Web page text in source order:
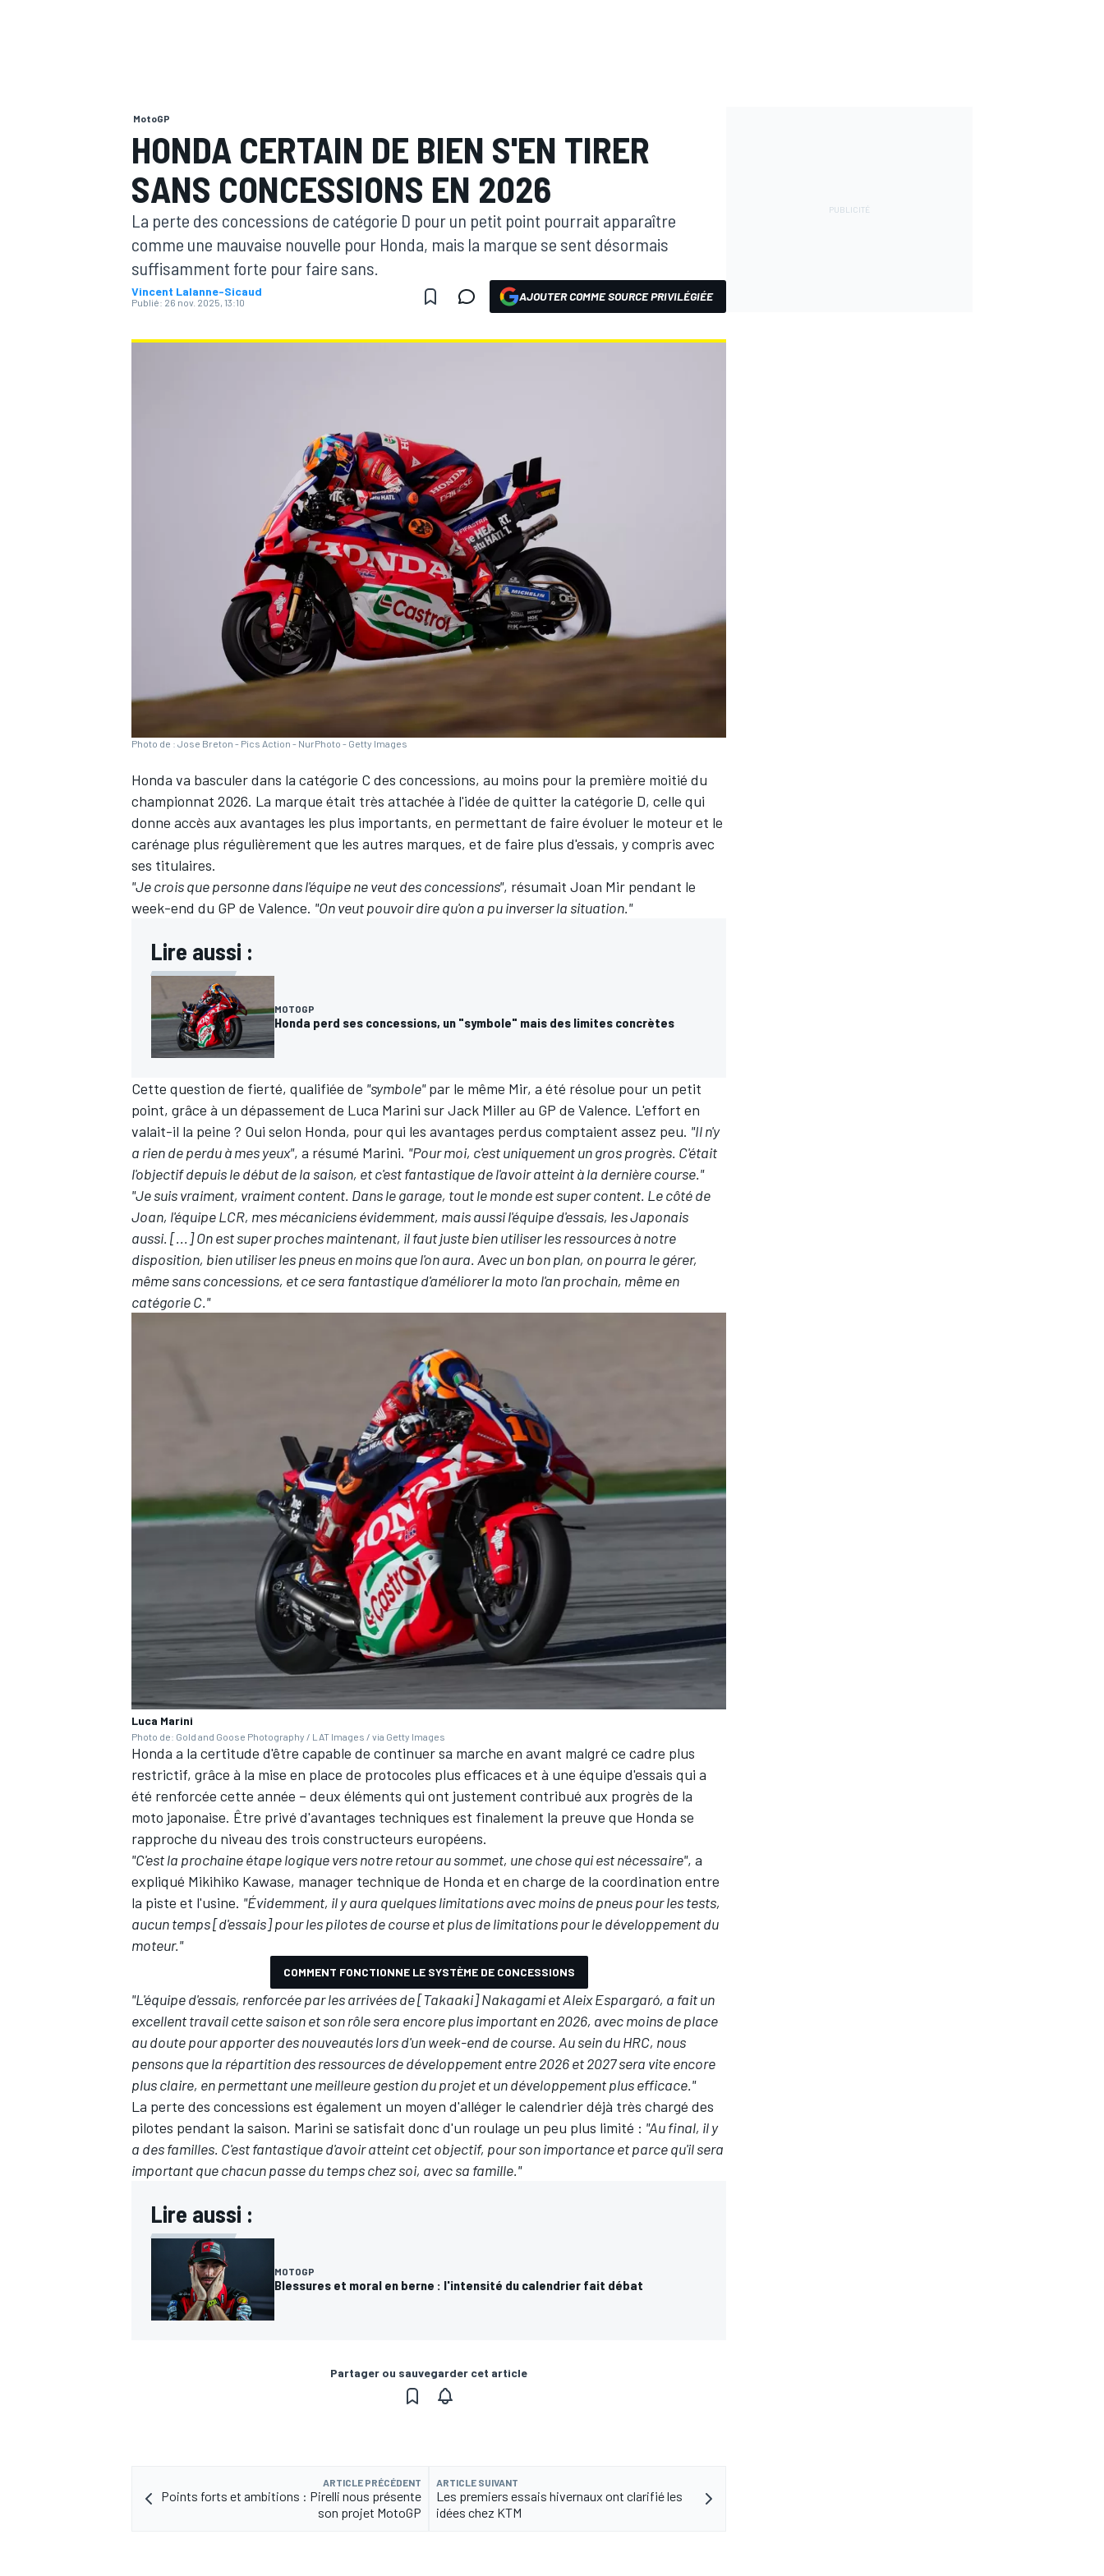
MOTOGP
AUTRES CHAMPIONNATS
MotoGP
HONDA CERTAIN DE BIEN S'EN TIRER
SANS CONCESSIONS EN 2026
La perte des concessions de catégorie D pour un petit point pourrait apparaître
comme une mauvaise nouvelle pour Honda, mais la marque se sent désormais
suffisamment forte pour faire sans.
Vincent Lalanne-Sicaud
Publié: 26 nov. 2025, 13:10 AJOUTER COMME SOURCE PRIVILÉGIÉE
Photo de : Jose Breton - Pics Action - NurPhoto - Getty Images
Honda va basculer dans la catégorie C des concessions, au moins pour la première moitié du
championnat 2026. La marque était très attachée à l'idée de quitter la catégorie D, celle qui
donne accès aux avantages les plus importants, en permettant de faire évoluer le moteur et le
carénage plus régulièrement que les autres marques, et de faire plus d'essais, y compris avec
ses titulaires.
"Je crois que personne dans l'équipe ne veut des concessions", résumait Joan Mir pendant le
week-end du GP de Valence. "On veut pouvoir dire qu'on a pu inverser la situation."
Lire aussi :
MOTOGP
Honda perd ses concessions, un "symbole" mais des limites concrètes
Cette question de fierté, qualifiée de "symbole"par le même Mir, a été résolue pour un petit
point, grâce à un dépassement de Luca Marini surJack Millerau GP de Valence. L'effort en
valait-il la peine ? Oui selon Honda, pour qui les avantages perdus comptaient assez peu. "Il n'y
a rien de perdu à mes yeux", a résumé Marini. "Pour moi, c'est uniquement un gros progrès. C'était
l'objectif depuis le début de la saison, et c'est fantastique de l'avoir atteint à la dernière course."
"Je suis vraiment, vraiment content. Dans le garage, tout le monde est super content. Le côté de
Joan, l'équipe LCR, mes mécaniciens évidemment, mais aussi l'équipe d'essais, les Japonais
aussi. [...] On est super proches maintenant, il faut juste bien utiliser les ressources à notre
disposition, bien utiliser les pneus en moins que l'on aura. Avec un bon plan, on pourra le gérer,
même sans concessions, et ce sera fantastique d'améliorer la moto l'an prochain, même en
catégorie C."
Luca Marini
Photo de: Gold and Goose Photography / LAT Images / via Getty Images
Honda a la certitude d'être capable de continuer sa marche en avant malgré ce cadre plus
restrictif, grâce à la mise en place de protocoles plus efficaces et à une équipe d'essais qui a
été renforcée cette année – deux éléments qui ont justement contribué aux progrès de la
moto japonaise. Être privé d'avantages techniques est finalement la preuve que Honda se
rapproche du niveau des trois constructeurs européens.
"C'est la prochaine étape logique vers notre retour au sommet, une chose qui est nécessaire", a
expliqué Mikihiko Kawase, manager technique de Honda et en charge de la coordination entre
la piste et l'usine. "Évidemment, il y aura quelques limitations avec moins de pneus pour les tests,
aucun temps [d'essais] pour les pilotes de course et plus de limitations pour le développement du
moteur."
COMMENT FONCTIONNE LE SYSTÈME DE CONCESSIONS
"L'équipe d'essais, renforcée par les arrivées de [Takaaki] Nakagami etAleix Espargaró, a fait un
excellent travail cette saison et son rôle sera encore plus important en 2026, avec moins de place
au doute pour apporter des nouveautés lors d'un week-end de course. Au sein du HRC, nous
pensons que la répartition des ressources de développement entre 2026 et 2027 sera vite encore
plus claire, en permettant une meilleure gestion du projet et un développement plus efficace."
La perte des concessions est également un moyen d'alléger le calendrier déjà très chargé des
pilotes pendant la saison. Marini se satisfait donc d'un roulage un peu plus limité : "Au final, il y
a des familles. C'est fantastique d'avoir atteint cet objectif, pour son importance et parce qu'il sera
important que chacun passe du temps chez soi, avec sa famille."
Lire aussi :
MOTOGP
Blessures et moral en berne : l'intensité du calendrier fait débat
Partager ou sauvegarder cet article
ARTICLE PRÉCÉDENT
Points forts et ambitions : Pirelli nous présente
son projet MotoGP
ARTICLE SUIVANT
Les premiers essais hivernaux ont clarifié les
idées chez KTM